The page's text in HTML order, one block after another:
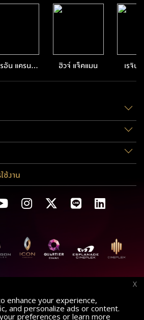
enhance your experience,
and personalize ads or content.
preferences or learn more
X
อัน แครนส
ตัน
ฮิวจ์ แจ็คแมน เรจิน่
ช้งาน